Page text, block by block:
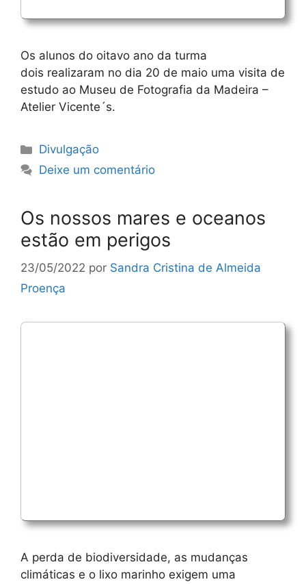
Os alunos do oitavo ano da turma
dois realizaram no dia 20 de maio uma visita de
estudo ao Museu de Fotografia da Madeira –
Atelier Vicente´s.
Categorias
Divulgação
Deixe um comentário
Os nossos mares e oceanos
estão em perigos
23/05/2022 por Sandra Cristina de Almeida
Proença
A perda de biodiversidade, as mudanças
climáticas e o lixo marinho exigem uma